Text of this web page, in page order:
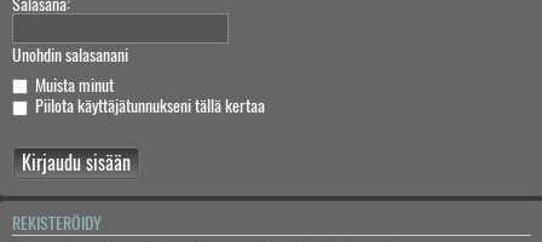
Unohdin salasanani
Muista minut
Piilota käyttäjätunnukseni tällä kertaa
REKISTERÖIDY